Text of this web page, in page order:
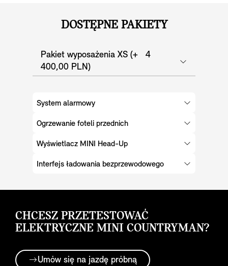
DOSTĘPNE PAKIETY
Pakiet wyposażenia XS (+ 4
400,00 PLN)
System alarmowy
Ogrzewanie foteli przednich
Wyświetlacz MINI Head-Up
Interfejs ładowania bezprzewodowego
CHCESZ PRZETESTOWAĆ
ELEKTRYCZNE MINI COUNTRYMAN?
Umów się na jazdę próbną